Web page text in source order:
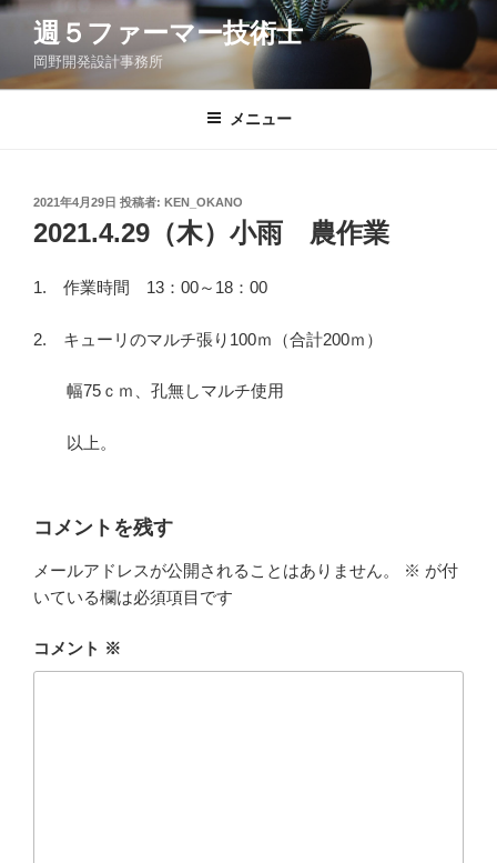
コ
ン
週５ファーマー技術士
岡野開発設計事務所
メニュー
投
稿
日:
2021年4月29日 投稿者: KEN_OKANO
2021.4.29（木）小雨 農作業
1. 作業時間 13：00～18：00
2. キューリのマルチ張り100ｍ（合計200ｍ）
幅75ｃｍ、孔無しマルチ使用
以上。
コメントを残す
メールアドレスが公開されることはありません。 ※ が付
いている欄は必須項目です
コメント ※